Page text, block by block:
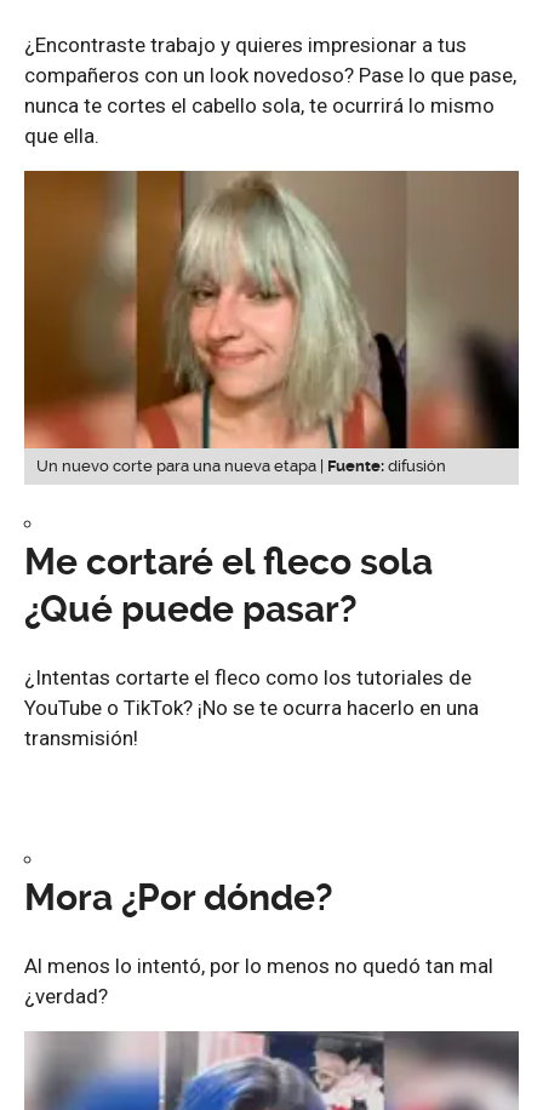
¿Encontraste trabajo y quieres impresionar a tus
compañeros con un look novedoso? Pase lo que pase,
nunca te cortes el cabello sola, te ocurrirá lo mismo
que ella.
Un nuevo corte para una nueva etapa | Fuente: difusión
Me cortaré el fleco sola
¿Qué puede pasar?
¿Intentas cortarte el fleco como los tutoriales de
YouTube o TikTok? ¡No se te ocurra hacerlo en una
transmisión!
Mora ¿Por dónde?
Al menos lo intentó, por lo menos no quedó tan mal
¿verdad?